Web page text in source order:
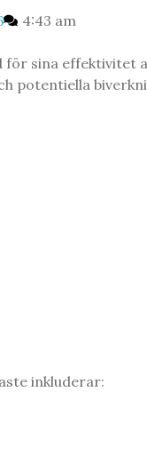
4:43 am
sina
potentiella
inkluderar: